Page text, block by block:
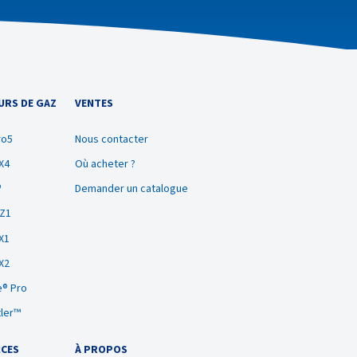
DE GAZ
Pro
VENTES
Nous contacter
Où acheter ?
Demander un catalogue
À PROPOS